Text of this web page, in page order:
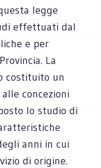
legge
effettuati dal
e per
La
costituito un
concezioni
lo studio di
anni in cui
di origine.